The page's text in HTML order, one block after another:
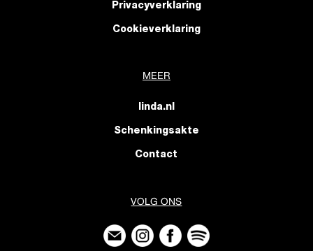
Privacyverklaring
Cookieverklaring
MEER
linda.nl
Schenkingsakte
Contact
VOLG ONS